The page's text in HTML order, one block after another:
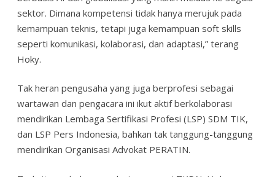
sektor. Dimana kompetensi tidak hanya merujuk pada
kemampuan teknis, tetapi juga kemampuan soft skills
seperti komunikasi, kolaborasi, dan adaptasi,” terang
Hoky.
Tak heran pengusaha yang juga berprofesi sebagai
wartawan dan pengacara ini ikut aktif berkolaborasi
mendirikan Lembaga Sertifikasi Profesi (LSP) SDM TIK,
dan LSP Pers Indonesia, bahkan tak tanggung-tanggung
mendirikan Organisasi Advokat PERATIN.